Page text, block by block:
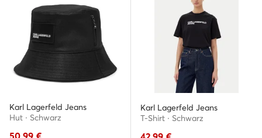
Karl Lagerfeld Jeans
Hut · Schwarz
50,99 €
Karl Lagerfeld Jeans
T-Shirt · Schwarz